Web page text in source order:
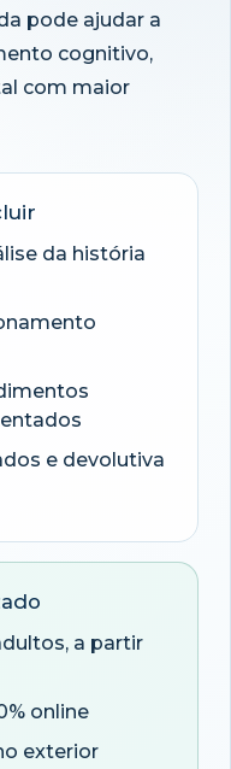
pode ajudar a
cognitivo,
com maior
da história
e devolutiva
a partir
online
exterior